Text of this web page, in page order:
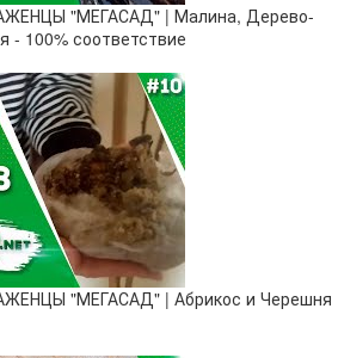
"МЕГАСАД" | Малина, Дерево-
- 100% соответствие
"МЕГАСАД" | Абрикос и Черешня